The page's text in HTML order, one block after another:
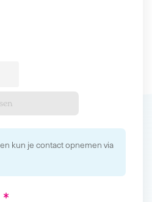
kun je contact opnemen via